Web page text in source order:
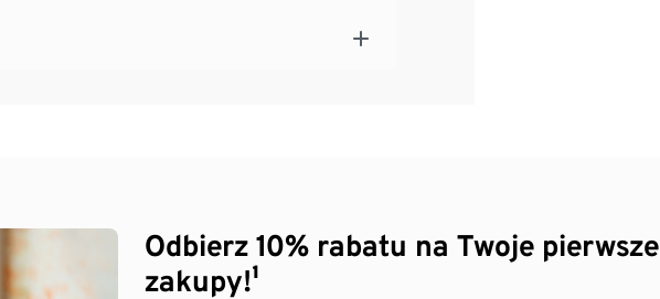
Odbierz 10% rabatu na Twoje pierwsze
zakupy!¹